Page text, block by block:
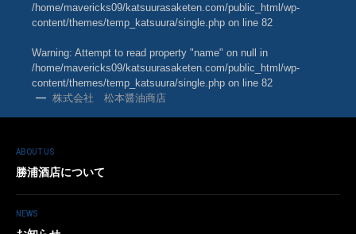
/home/mavericks09/katsuurasaketen.com/public_html/wp-
content/themes/temp_katsuura/single.php on line 82
Warning: Attempt to read property "name" on null in
/home/mavericks09/katsuurasaketen.com/public_html/wp-
content/themes/temp_katsuura/single.php on line 82
株式会社 松本醤油商店
ABOUT US
勝浦酒店について
NEWS